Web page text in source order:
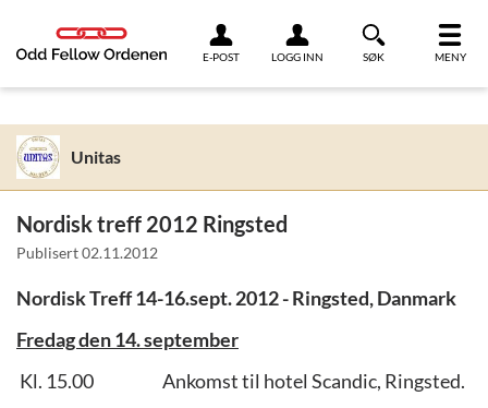
E-POST LOGG INN SØK MENY
Unitas
Nordisk treff 2012 Ringsted
Publisert02.11.2012
Nordisk Treff 14-16.sept. 2012 - Ringsted, Danmark
Fredag den 14. september
Kl. 15.00 Ankomst til hotel Scandic, Ringsted.